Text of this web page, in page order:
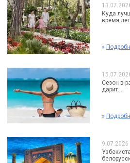
Куда
время
»
Сезон в
дарит...
»
9.07.2026